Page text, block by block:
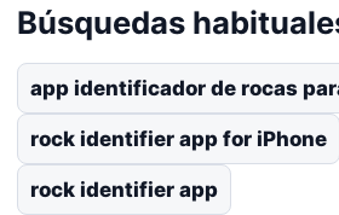
Búsquedas
app identificador de rocas
rock identifier app for iPhone
rock identifier app